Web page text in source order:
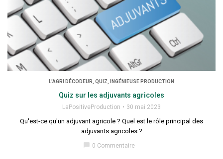
L'AGRI DÉCODEUR, QUIZ, INGÉNIEUSE PRODUCTION
Quiz sur les adjuvants agricoles
LaPositiveProduction 30 mai 2023
Qu'est-ce qu'un adjuvant agricole ? Quel est le rôle principal des
adjuvants agricoles ?
chat_bubble 0 Commentaire